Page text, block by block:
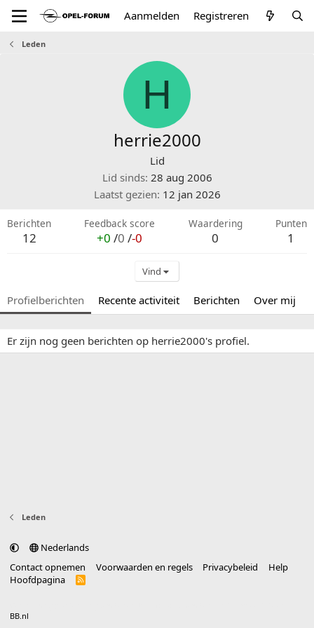
Aanmelden Registreren
Leden
H
herrie2000
Lid
Lid sinds 28 aug 2006
Laatst gezien 12 jan 2026
Berichten
12
Feedback score
+0 /0 /-0
Waardering
0
Punten
1
Vind
Profielberichten Recente activiteit Berichten Over mij
Er zijn nog geen berichten op herrie2000's profiel.
Leden
Nederlands
Contact opnemen
Voorwaarden en regels Privacybeleid
Help
Hoofdpagina
R
BB.nl